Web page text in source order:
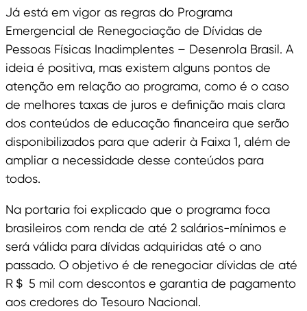
Já está em vigor as regras do Programa
Emergencial de Renegociação de Dívidas de
Pessoas Físicas Inadimplentes – Desenrola Brasil. A
ideia é positiva, mas existem alguns pontos de
atenção em relação ao programa, como é o caso
de melhores taxas de juros e definição mais clara
dos conteúdos de educação financeira que serão
disponibilizados para que aderir à Faixa 1, além de
ampliar a necessidade desse conteúdos para
todos.
Na portaria foi explicado que o programa foca
brasileiros com renda de até 2 salários-mínimos e
será válida para dívidas adquiridas até o ano
passado. O objetivo é de renegociar dívidas de até
R＄ 5 mil com descontos e garantia de pagamento
aos credores do Tesouro Nacional.